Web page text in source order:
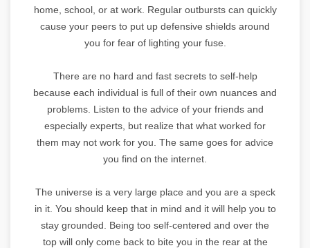
home, school, or at work. Regular outbursts can quickly
cause your peers to put up defensive shields around
you for fear of lighting your fuse.
There are no hard and fast secrets to self-help
because each individual is full of their own nuances and
problems. Listen to the advice of your friends and
especially experts, but realize that what worked for
them may not work for you. The same goes for advice
you find on the internet.
The universe is a very large place and you are a speck
in it. You should keep that in mind and it will help you to
stay grounded. Being too self-centered and over the
top will only come back to bite you in the rear at the